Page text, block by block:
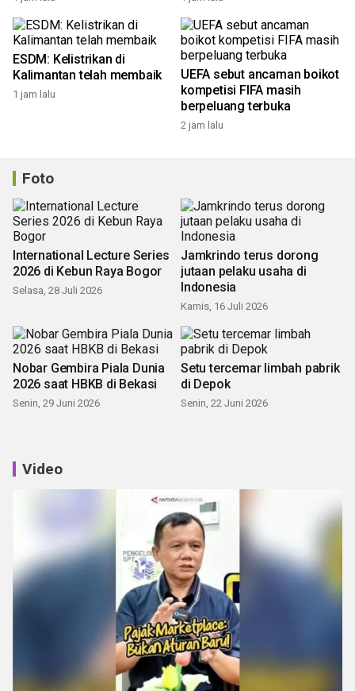
ESDM: Kelistrikan di
Kalimantan telah membaik
1 jam lalu
UEFA sebut ancaman boikot
kompetisi FIFA masih
berpeluang terbuka
2 jam lalu
Foto
International Lecture Series
2026 di Kebun Raya Bogor
Selasa, 28 Juli 2026
Jamkrindo terus dorong
jutaan pelaku usaha di
Indonesia
Kamis, 16 Juli 2026
Nobar Gembira Piala Dunia
2026 saat HBKB di Bekasi
Senin, 29 Juni 2026
Setu tercemar limbah pabrik
di Depok
Senin, 22 Juni 2026
Video